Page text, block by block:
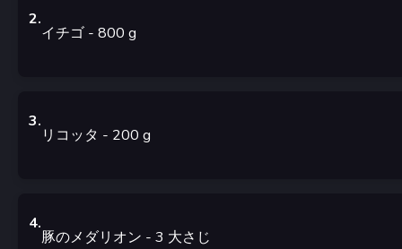
2.
イチゴ - 800 g
3.
リコッタ - 200 g
4.
豚のメダリオン - 3 大さじ